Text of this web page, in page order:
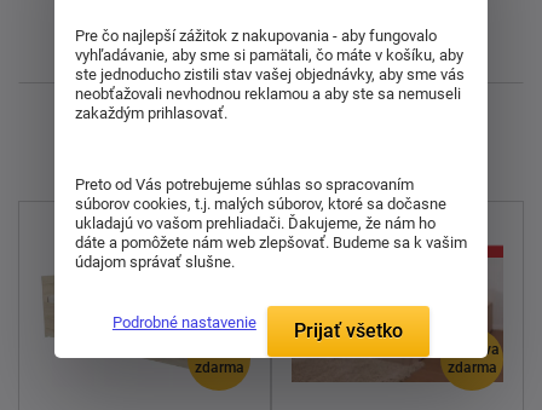
Najnovšie
Zobrazujem 1 - 20 z 20
zdarma
doprava
zdarma
Pre čo najlepší zážitok z nakupovania - aby fungovalo
vyhľadávanie, aby sme si pamätali, čo máte v košíku, aby
ste jednoducho zistili stav vašej objednávky, aby sme vás
neobťažovali nevhodnou reklamou a aby ste sa nemuseli
zakaždým prihlasovať.
Preto od Vás potrebujeme súhlas so spracovaním
súborov cookies, t.j. malých súborov, ktoré sa dočasne
ukladajú vo vašom prehliadači. Ďakujeme, že nám ho
dáte a pomôžete nám web zlepšovať. Budeme sa k vašim
údajom správať slušne.
Podrobné nastavenie Prijať všetko